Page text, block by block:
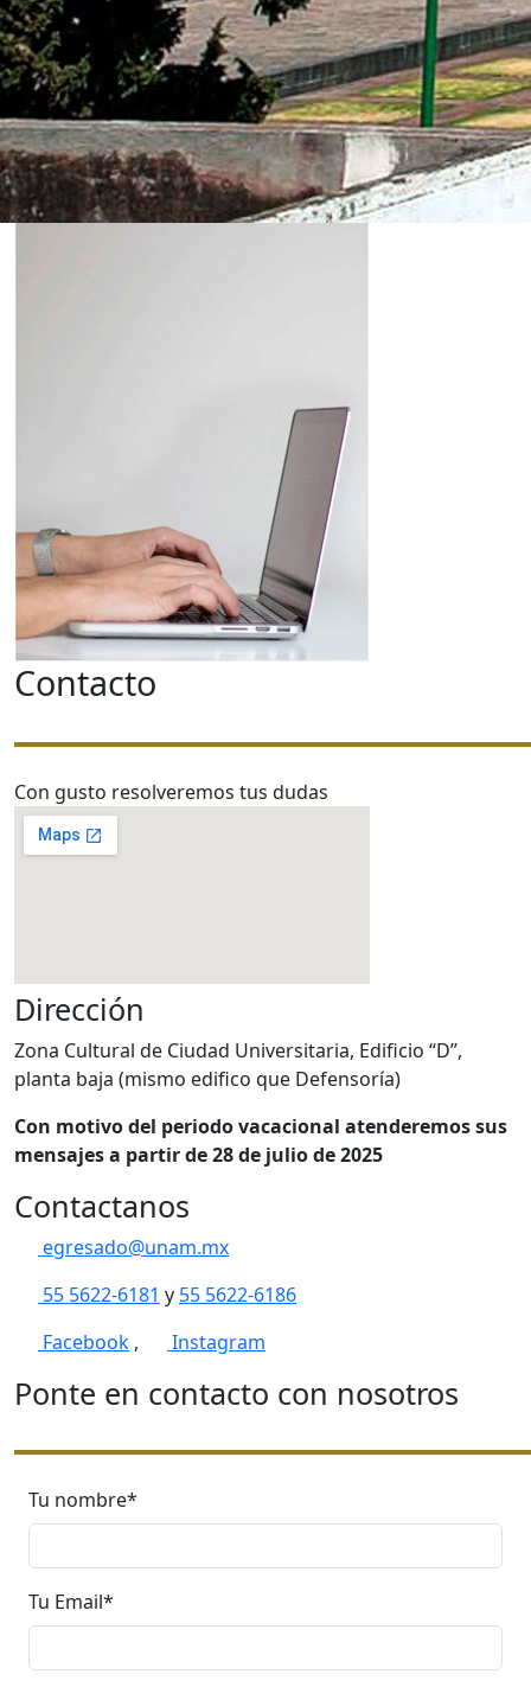
Contacto
Con gusto resolveremos tus dudas
Dirección
Zona Cultural de Ciudad Universitaria, Edificio “D”,
planta baja (mismo edifico que Defensoría)
Con motivo del periodo vacacional atenderemos sus
mensajes a partir de 28 de julio de 2025
Contactanos
egresado@unam.mx
55 5622-6181 y 55 5622-6186
Facebook , Instagram
Ponte en contacto con nosotros
Tu nombre*
Tu Email*